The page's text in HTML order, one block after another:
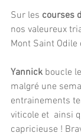
Sur les courses
nos valeureux
Mont Saint
Yannick boucle
malgré une
entrainements
viticole et  ainsi
capricieuse !